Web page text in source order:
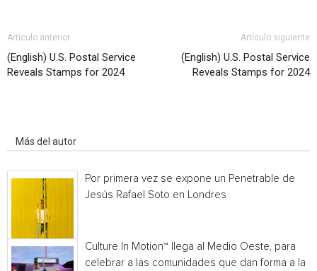
Artículo anterior
(English) U.S. Postal Service
Reveals Stamps for 2024
Artículo siguiente
(English) U.S. Postal Service
Reveals Stamps for 2024
Más del autor
Por primera vez se expone un Penetrable de
Jesús Rafael Soto en Londres
Culture In Motion™ llega al Medio Oeste, para
celebrar a las comunidades que dan forma a la